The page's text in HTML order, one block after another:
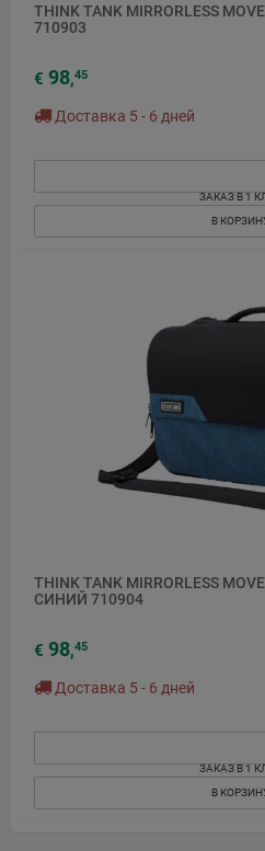
THINK TANK MIRRORLESS
710903
€ 98,45
Доставка 5 - 6 дней
ЗАКАЗ В 1
В
THINK TANK MIRRORLESS
СИНИЙ 710904
€ 98,45
Доставка 5 - 6 дней
ЗАКАЗ В 1
В